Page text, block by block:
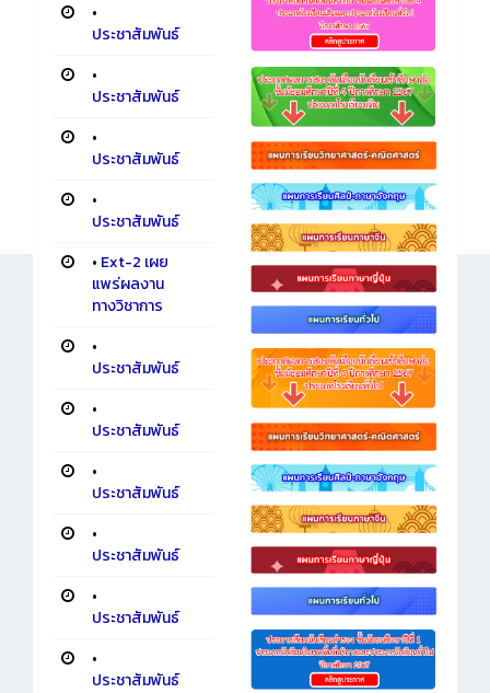
•
ประชาสัมพันธ์
•
ประชาสัมพันธ์
•
ประชาสัมพันธ์
•
ประชาสัมพันธ์
• Ext-2 เผย
แพร่ผลงาน
ทางวิชาการ
•
ประชาสัมพันธ์
•
ประชาสัมพันธ์
•
ประชาสัมพันธ์
•
ประชาสัมพันธ์
•
ประชาสัมพันธ์
•
ประชาสัมพันธ์